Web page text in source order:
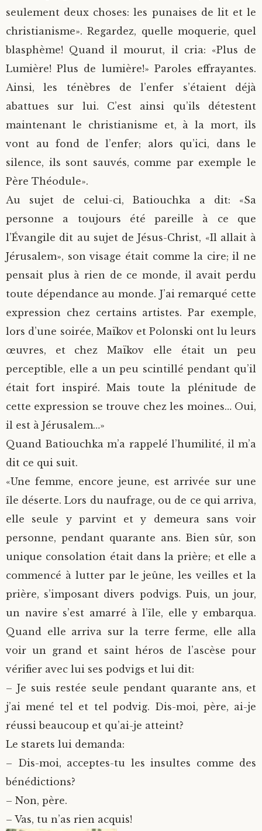
seulement deux choses: les punaises de lit et le
christianisme». Regardez, quelle moquerie, quel
blasphème! Quand il mourut, il cria: «Plus de
Lumière! Plus de lumière!» Paroles effrayantes.
Ainsi, les ténèbres de l’enfer s’étaient déjà
abattues sur lui. C’est ainsi qu’ils détestent
maintenant le christianisme et, à la mort, ils
vont au fond de l’enfer; alors qu’ici, dans le
silence, ils sont sauvés, comme par exemple le
Père Théodule».
Au sujet de celui-ci, Batiouchka a dit: «Sa
personne a toujours été pareille à ce que
l’Évangile dit au sujet de Jésus-Christ, «Il allait à
Jérusalem», son visage était comme la cire; il ne
pensait plus à rien de ce monde, il avait perdu
toute dépendance au monde. J’ai remarqué cette
expression chez certains artistes. Par exemple,
lors d’une soirée, Maïkov et Polonski ont lu leurs
œuvres, et chez Maïkov elle était un peu
perceptible, elle a un peu scintillé pendant qu’il
était fort inspiré. Mais toute la plénitude de
cette expression se trouve chez les moines… Oui,
il est à Jérusalem…»
Quand Batiouchka m’a rappelé l’humilité, il m’a
dit ce qui suit.
«Une femme, encore jeune, est arrivée sur une
île déserte. Lors du naufrage, ou de ce qui arriva,
elle seule y parvint et y demeura sans voir
personne, pendant quarante ans. Bien sûr, son
unique consolation était dans la prière; et elle a
commencé à lutter par le jeûne, les veilles et la
prière, s’imposant divers podvigs. Puis, un jour,
un navire s’est amarré à l’île, elle y embarqua.
Quand elle arriva sur la terre ferme, elle alla
voir un grand et saint héros de l’ascèse pour
vérifier avec lui ses podvigs et lui dit:
– Je suis restée seule pendant quarante ans, et
j’ai mené tel et tel podvig. Dis-moi, père, ai-je
réussi beaucoup et qu’ai-je atteint?
Le starets lui demanda:
– Dis-moi, acceptes-tu les insultes comme des
bénédictions?
– Non, père.
– Vas, tu n’as rien acquis!